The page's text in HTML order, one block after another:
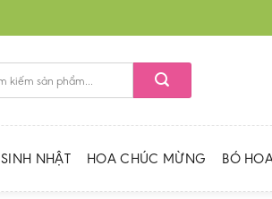
NHẬT HOA CHÚC MỪNG BÓ